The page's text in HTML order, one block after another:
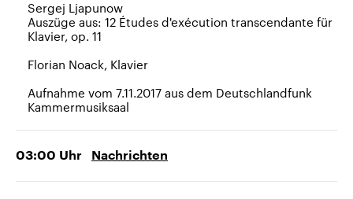
Sergej Ljapunow
Auszüge aus: 12 Études d'exécution transcendante für
Klavier, op. 11
Florian Noack, Klavier
Aufnahme vom 7.11.2017 aus dem Deutschlandfunk
Kammermusiksaal
03:00 Uhr Nachrichten